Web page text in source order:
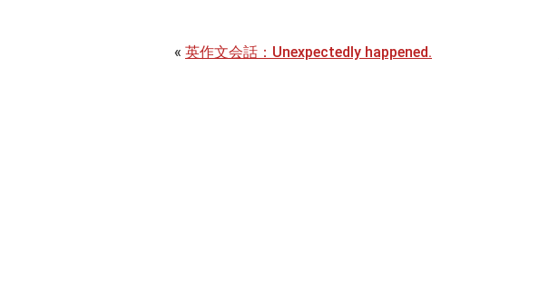
« 英作文会話：Unexpectedly happened.